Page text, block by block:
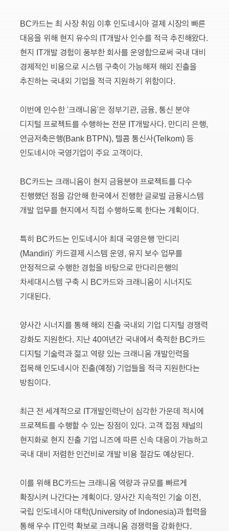
BC카드는 최 사장 취임 이후 인도네시아 결제 시장의 빠른
대응을 위해 현지 유수의 IT개발사 인수를 적극 추진해왔다.
현지 IT개발 경험이 풍부한 회사를 운영함으로써 국내 대비
경제적인 비용으로 시스템 구축이 가능해져 해외 진출을
추진하는 국내외 기업을 적극 지원하기 위함이다.
이번에 인수한 ‘크래니움’은 정부기관, 금융, 통신 분야
디지털 프로젝트를 수행하는 전문 IT개발사다. 만디리 은행,
연금저축은행(Bank BTPN), 텔콤 통신사(Telkom) 등
인도네시아 국영기업이 주요 고객이다.
BC카드는 크래니움이 현지 금융분야 프로젝트를 다수
진행했던 점을 감안해 한국에서 진행한 글로벌 금융시스템
개발 업무를 현지에서 직접 수행하도록 한다는 계획이다.
특히 BC카드는 인도네시아 최대 국영은행 ‘만디리
(Mandiri)’ 카드결제 시스템 운영, 유지 보수 업무를
안정적으로 수행한 경험을 바탕으로 만다리은행의
차세대시스템 구축 시 BC카드와 크래니움이 시너지도
기대된다.
양사간 시너지를 통해 해외 진출 국내외 기업 디지털 경쟁력
강화도 지원한다. 지난 40여년간 국내에서 축적한 BC카드
디지털 기술력과 젊고 역량 있는 크래니움 개발인력을
접목해 인도네시아 진출(예정) 기업들을 적극 지원한다는
방침이다.
최근 전 세계적으로 IT개발인력난이 심각한 가운데 적시에
프로젝트를 수행할 수 있는 장점이 있다. 고객 접점 채널의
현지화로 현지 진출 기업 니즈에 따른 신속 대응이 가능하고
국내 대비 저렴한 인건비로 개발 비용 절감도 예상된다.
이를 위해 BC카드는 크래니움 역량과 규모를 빠르게
확장시켜 나간다는 계획이다. 양사간 지속적인 기술 이전,
국립 인도네시아 대학(University of Indonesia)과 협력을
통해 우수 IT인력 확보로 크래니움 경쟁력을 강화한다.